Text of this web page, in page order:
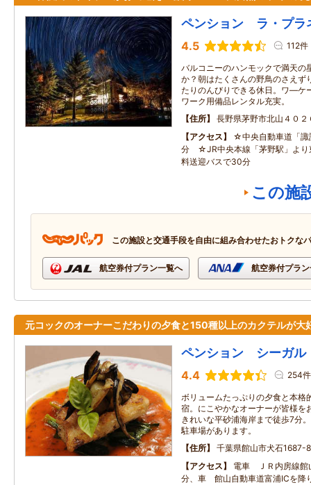
ペンション ラ・プラ
4.5 112件
バルコニーのハンモックで満天の
か？朝はたくさんの野鳥のさえず
たりのんびりできる休日。ワ―ケ
ワーク用備品レンタル充実。
住所
長野県茅野市北山４０２
アクセス
☆中央自動車道「諏
分 ☆JR中央本線「茅野駅」より
料送迎バスで30分
この施
この施設と交通手段を自由に組み合わせたおトクな
航空券付プラン一覧へ 航空券付プラ
元コックのオーナーこだわりの夕食と150種以上のカクテルが大
ペンション シーガル
4.4 254件
ボリュームたっぷりの夕食と本格
宿。にこやかなオーナーが皆様を
きれいな平砂浦海岸まで徒歩7分
駐車場があります。
住所
千葉県館山市犬石1687-8
アクセス
電車 ＪＲ内房線館
分、車 館山自動車道富浦ICを降